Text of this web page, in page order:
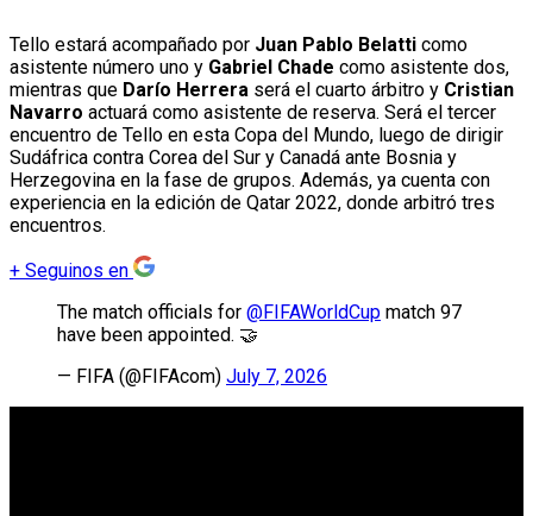
Tello estará acompañado por Juan Pablo Belatti como
asistente número uno y Gabriel Chade como asistente dos,
mientras que Darío Herrera será el cuarto árbitro y Cristian
Navarro actuará como asistente de reserva. Será el tercer
encuentro de Tello en esta Copa del Mundo, luego de dirigir
Sudáfrica contra Corea del Sur y Canadá ante Bosnia y
Herzegovina en la fase de grupos. Además, ya cuenta con
experiencia en la edición de Qatar 2022, donde arbitró tres
encuentros.
+ Seguinos en
The match officials for @FIFAWorldCup match 97
have been appointed. 🤝
— FIFA (@FIFAcom) July 7, 2026